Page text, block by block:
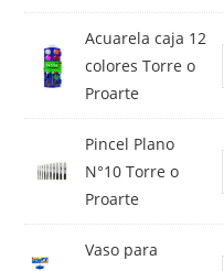
Acuarela caja 12
colores Torre o
Proarte
Pincel Plano
N°10 Torre o
Proarte
Vaso para